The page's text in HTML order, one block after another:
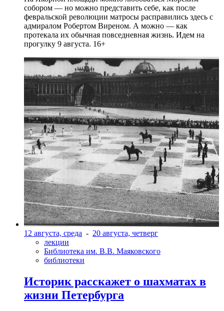
собором — но можно представить себе, как после
февральской революции матросы расправились здесь с
адмиралом Робертом Виреном. А можно — как
протекала их обычная повседневная жизнь. Идем на
прогулку 9 августа. 16+
12 августа, среда - 20 августа, четверг
лекции
Библиотека им. В.В. Маяковского
библиотеки
Историк расскажет о шахматах в
жизни Петербурга